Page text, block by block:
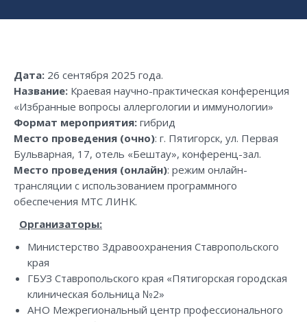
Дата: 26 сентября 2025 года.
Название: Краевая научно-практическая конференция
«Избранные вопросы аллергологии и иммунологии»
Формат мероприятия: гибрид
Место проведения (очно): г. Пятигорск, ул. Первая
Бульварная, 17, отель «Бештау», конференц-зал.
Место проведения (онлайн): режим онлайн-
трансляции с использованием программного
обеспечения МТС ЛИНК.
Организаторы:
Министерство Здравоохранения Ставропольского
края
ГБУЗ Ставропольского края «Пятигорская городская
клиническая больница №2»
АНО Межрегиональный центр профессионального